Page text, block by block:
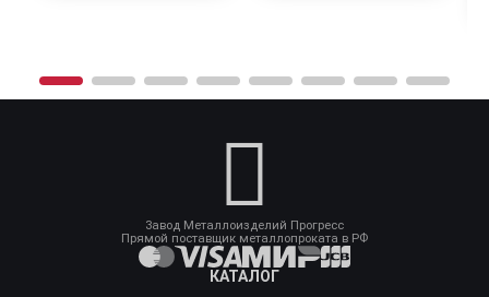
Завод Металлоизделий Прогресс
Прямой поставщик металлопроката в РФ
КАТАЛОГ